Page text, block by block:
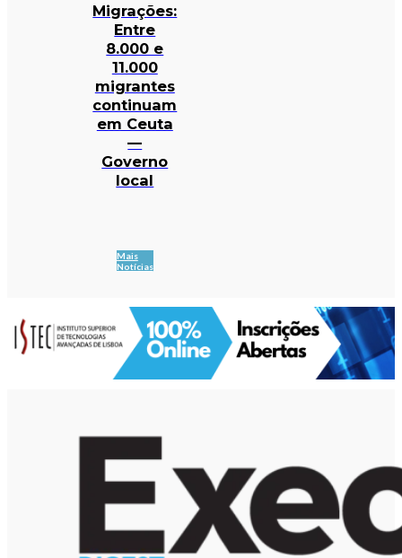
Migrações:
Entre
8.000 e
11.000
migrantes
continuam
em Ceuta
—
Governo
local
Mais
Notícias